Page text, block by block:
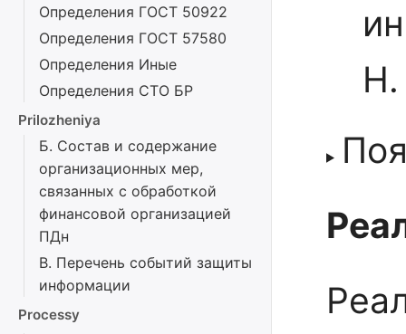
Определения ГОСТ 50922
Определения ГОСТ 57580
Определения Иные
Определения СТО БР
Prilozheniya
Б. Состав и содержание
организационных мер,
связанных с обработкой
финансовой организацией
ПДн
В. Перечень событий защиты
информации
Processy
Н.